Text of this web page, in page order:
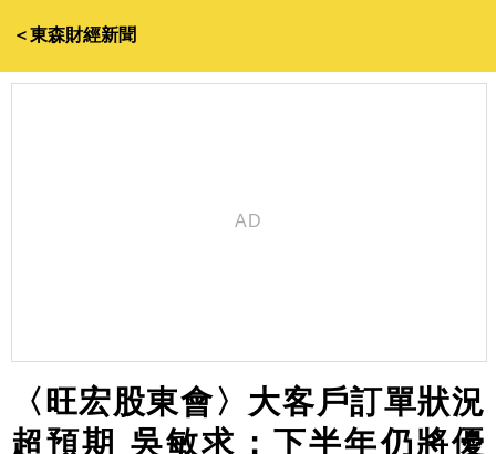
＜東森財經新聞
〈旺宏股東會〉大客戶訂單狀況
超預期 吳敏求：下半年仍將優